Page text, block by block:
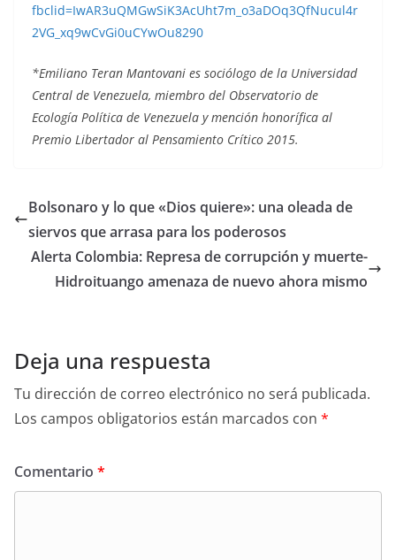
fbclid=IwAR3uQMGwSiK3AcUht7m_o3aDOq3QfNucul4r
2VG_xq9wCvGi0uCYwOu8290
*Emiliano Teran Mantovani es sociólogo de la Universidad
Central de Venezuela, miembro del Observatorio de
Ecología Política de Venezuela y mención honorífica al
Premio Libertador al Pensamiento Crítico 2015.
Bolsonaro y lo que «Dios quiere»: una oleada de
siervos que arrasa para los poderosos
Alerta Colombia: Represa de corrupción y muerte-
Hidroituango amenaza de nuevo ahora mismo
Deja una respuesta
Tu dirección de correo electrónico no será publicada.
Los campos obligatorios están marcados con *
Comentario *